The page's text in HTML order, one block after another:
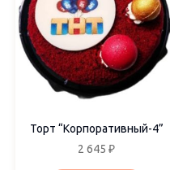
Торт “Корпоративный-4”
2 645 ₽